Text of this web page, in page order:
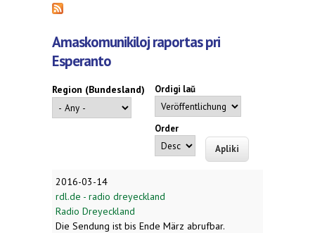
Amaskomunikiloj raportas pri
Esperanto
Region (Bundesland) Ordigi laŭ
Order
2016-03-14
rdl.de - radio dreyeckland
Radio Dreyeckland
Die Sendung ist bis Ende März abrufbar.